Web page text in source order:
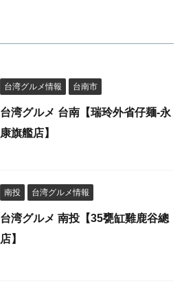
台湾グルメ情報 台南市
台湾グルメ 台南【瑞玲外省仔麺-永
康旗艦店】
南投 台湾グルメ情報
台湾グルメ 南投【35甕缸雞鹿谷總
店】